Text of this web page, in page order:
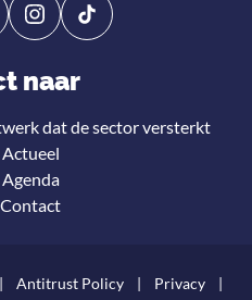
naar
dat de sector versterkt
Actueel
Agenda
Contact
Antitrust Policy
Privacy